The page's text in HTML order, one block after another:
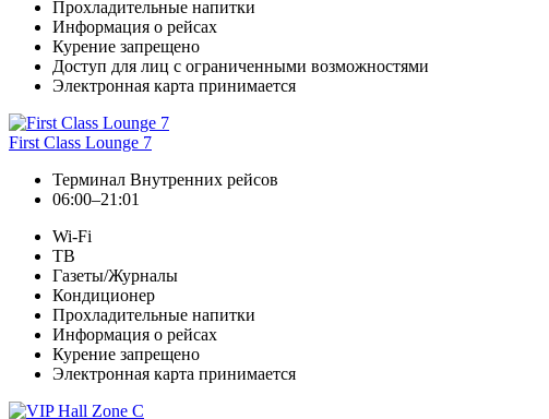
Прохладительные напитки
Информация о рейсах
Курение запрещено
Доступ для лиц с ограниченными возможностями
Электронная карта принимается
First Class Lounge 7
Терминал Внутренних рейсов
06:00–21:01
Wi-Fi
ТВ
Газеты/Журналы
Кондиционер
Прохладительные напитки
Информация о рейсах
Курение запрещено
Электронная карта принимается